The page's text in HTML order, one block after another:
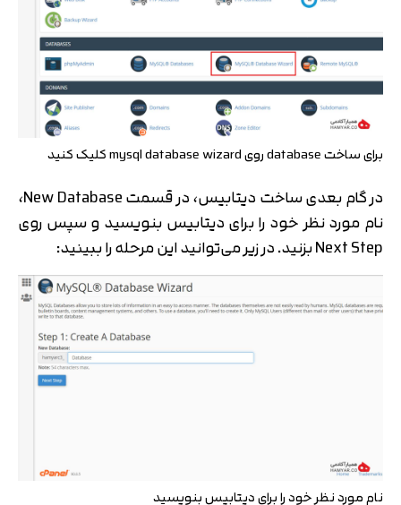
برای ساخت database روی mysql database wizard کلیک کنید
در گام بعدی ساخت دیتابیس، در قسمت New Database،
نام مورد نظر خود را برای دیتابیس بنویسید و سپس روی
Next Step بزنید. در زیر می‌توانید این مرحله را ببینید:
نام مورد نظر خود را برای دیتابیس بنویسید